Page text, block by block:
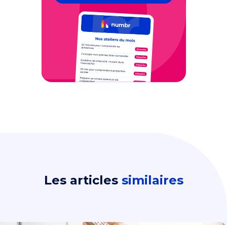
Les articles similaires